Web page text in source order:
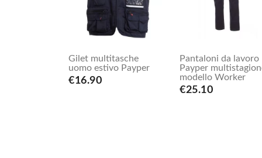
Gilet multitasche
uomo estivo Payper
€16.90
Pantaloni da lavoro
Payper
modello Worker
€25.10